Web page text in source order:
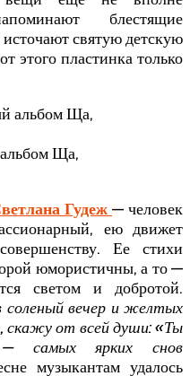
блестящие
святую детскую
этого пластинка только
Ща,
Гудеж — человек
ею движет
Ее стихи
юмористичны, а то —
светом и добротой.
соленый вечер и желтых
скажу от всей души: «Ты
— самых ярких снов
музыкантам удалось